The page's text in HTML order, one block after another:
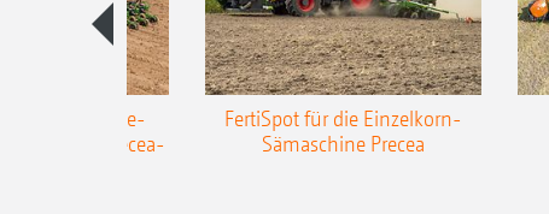
Anhänge-
Precea-
FertiSpot für die Einzelkorn-
Sämaschine Precea